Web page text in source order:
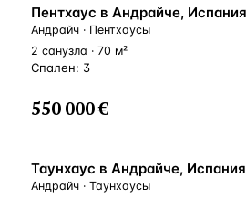
ВНЖ
Пентхаус в Андрайче,
Андрайч · Пентхаусы
2 санузла · 70 м²
Спален: 3
550 000 €
ВНЖ
Таунхаус в Андрайче,
Андрайч · Таунхаусы